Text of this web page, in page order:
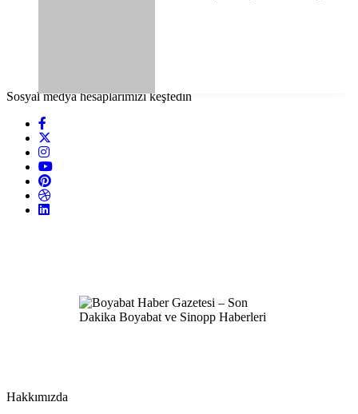
Sosyal medya hesaplarımızı keşfedin
Hakkımızda